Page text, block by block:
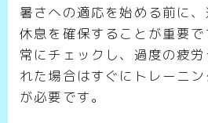
暑さへの適応を始める前に
休息を確保することが重要
常にチェックし、過度の疲
れた場合はすぐにトレーニ
が必要です。